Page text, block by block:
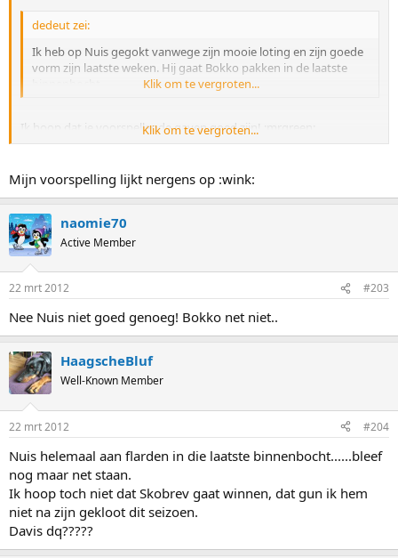
dedeut zei:
Ik heb op Nuis gegokt vanwege zijn mooie loting en zijn goede
vorm zijn laatste weken. Hij gaat Bokko pakken in de laatste
Klik om te vergroten...
Ik hoop dat je voorspellende gaven goed zijn! :mrgreen:
Mooie tijd zeg, die 1.46! van Yuskov.
een paar weken geleden.
Klik om te vergroten...
Mijn voorspelling lijkt nergens op :wink:
naomie70
Active Member
22 mrt 2012 #203
Nee Nuis niet goed genoeg! Bokko net niet..
HaagscheBluf
Well-Known Member
22 mrt 2012 #204
Nuis helemaal aan flarden in die laatste binnenbocht......bleef
nog maar net staan.
Ik hoop toch niet dat Skobrev gaat winnen, dat gun ik hem
niet na zijn gekloot dit seizoen.
Davis dq?????